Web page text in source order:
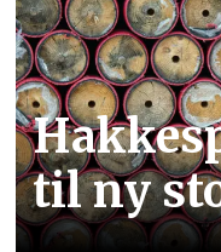
til ny